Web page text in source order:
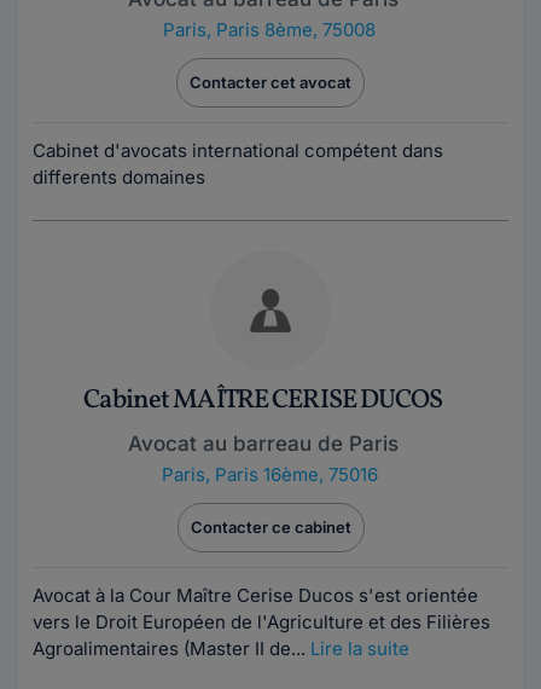
Paris, Paris 8ème, 75008
Contacter cet avocat
Cabinet d'avocats international compétent dans
differents domaines
Cabinet MAÎTRE CERISE DUCOS
Avocat au barreau de Paris
Paris, Paris 16ème, 75016
Contacter ce cabinet
Avocat à la Cour Maître Cerise Ducos s'est orientée
vers le Droit Européen de l'Agriculture et des Filières
Agroalimentaires (Master II de... Lire la suite